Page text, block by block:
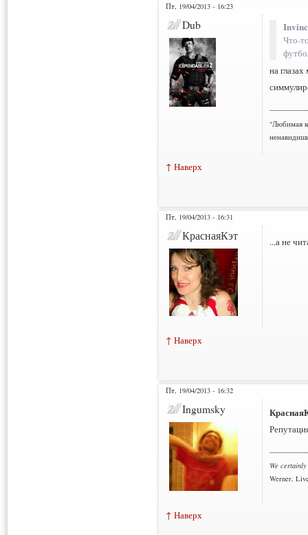
Пт, 19/04/2013 - 16:23
Dub
Что-
на
"Любимая
↑ Наверх
Пт, 19/04/2013 - 16:31
КраснаяКэт ...а не
↑ Наверх
Пт, 19/04/2013 - 16:32
Ingumsky
We
Werner,
↑ Наверх